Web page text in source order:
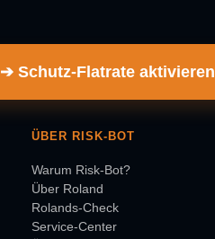
➔ Schutz-Flatrate aktivieren
ÜBER RISK-BOT
Warum Risk-Bot?
Über Roland
Rolands-Check
Service-Center